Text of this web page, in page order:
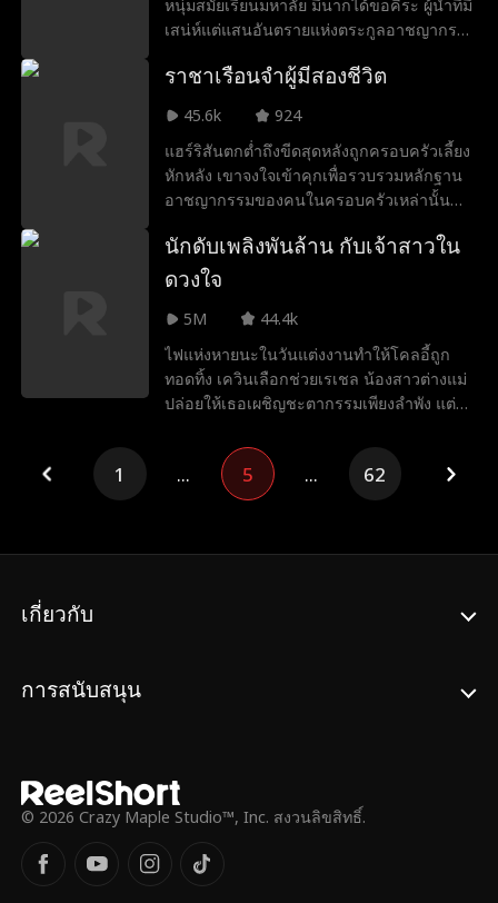
หนุ่มสมัยเรียนมหาลัย มีนาก็ได้ขอคิระ ผู้นำที่มี
เสน่ห์แต่แสนอันตรายแห่งตระกูลอาชญากรรม
ของทั้งสองจะเริ่มต้นจากการตัดสินใจที่เร่งรีบ
ที่แท้จริงอย่างรวดเร็ว แต่อดีตคนรักของมีนาก
ลับไม่ยอมปล่อยมือ ด้วยความหมกมุ่น อิจฉา
และสูญเสียการควบคุม เขาจะไม่หยุดจนกว่า
จะช่วงชิงเธอกลับคืนมาได้ แม้ว่าจะต้อง
ระก็ตาม อย่างไรก็ตามมีนาไม่ได้ย้อนกลับไป
เธอกำลังเจริญรุ่งเรืองเมื่อมีคีระอยู่เคียงข้าง
เห็นอย่างชัดเจนถึงสิ่งที่เขาได้ปล่อยทิ้งไป
ราชาเรือนจำผู้มีสองชีวิต
45.6k
924
แฮร์ริสันตกต่ำถึงขีดสุดหลังถูกครอบครัวเลี้ยง
หักหลัง เขาจงใจเข้าคุกเพื่อรวบรวมหลักฐาน
อาชญากรรมของคนในครอบครัวเหล่านั้น
กับโซเฟียผ่านการแต่งงานกะทันหัน และทั้งคู่ก็
ถูกผลักให้ไปอยู่ชายขอบของสังคม ต้องเผชิญ
จากผู้มีอำนาจ
นักดับเพลิงพันล้าน กับเจ้าสาวใน
ดวงใจ
5M
44.4k
ไฟแห่งหายนะในวันแต่งงานทำให้โคลอี้ถูก
ทอดทิ้ง เควินเลือกช่วยเรเชล น้องสาวต่างแม่
ปล่อยให้เธอเผชิญชะตากรรมเพียงลำพัง แต่ลี
ทวงคืนมรดก โคลอี้แต่งงานกับเขาโดยไม่รู้ว่า
แท้จริงแล้ว เขาคือซีอีโอพันล้านที่กำลังจะ
ตกหลุมรักเธอหมดหัวใจ
1 ... 5 ... 62
เกี่ยวกับ
การสนับสนุน
© 2026 Crazy Maple Studio™, Inc. สงวนลิขสิทธิ์.